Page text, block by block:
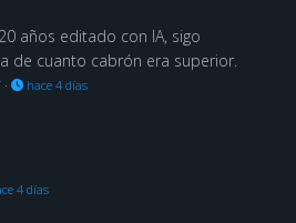
años editado con IA, sigo
de cuanto cabrón era superior.
· hace 4 días
4 días